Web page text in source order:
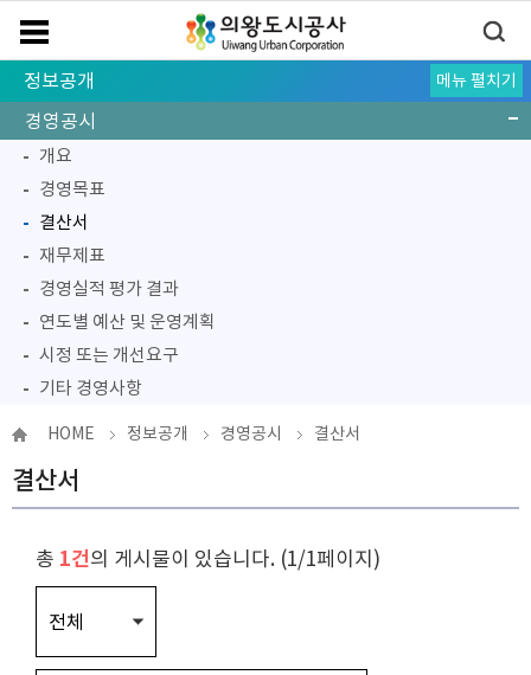
정보공개
경영공시
개요
경영목표
결산서
재무제표
경영실적 평가 결과
연도별 예산 및 운영계획
시정 또는 개선요구
기타 경영사항
정부 서비스
사전정보공표
공공데이터
정보공개
신고센터
법률고문 및 소송대리인 운영현황
메뉴 펼치기
HOME 정보공개 경영공시 결산서
결산서
총 1건의 게시물이 있습니다. (1/1페이지)